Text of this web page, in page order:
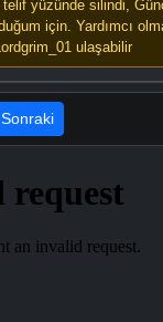
telif yüzünde silindi,
için. Yardımcı
ulaşabilir
Sonraki